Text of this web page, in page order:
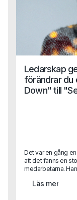
Ledarskap
förändrar du
Down" till
Det var en gång
att det fanns en
medarbetarna.
skulle följas. Men
Läs mer